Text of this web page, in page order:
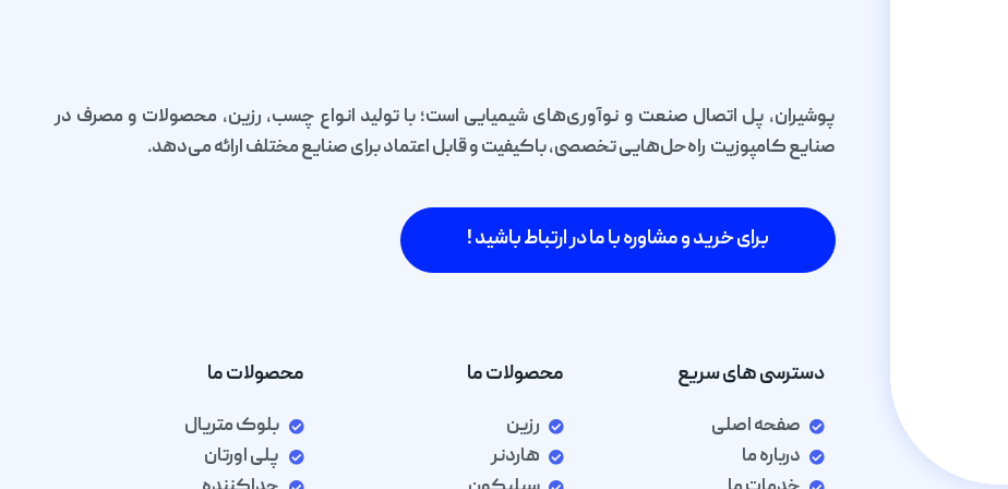
پوشیران، پل اتصال صنعت و نوآوری‌های شیمیایی است؛ با تولید انواع چسب، رزین، محصولات و مصرف در
صنایع کامپوزیت راه‌حل‌هایی تخصصی، باکیفیت و قابل اعتماد برای صنایع مختلف ارائه می‌دهد.
برای خرید و مشاوره با ما در ارتباط باشید !
دسترسی های سریع
صفحه اصلی
درباره ما
محصولات ما
رزین
هاردنر
محصولات ما
بلوک متریال
پلی اورتان